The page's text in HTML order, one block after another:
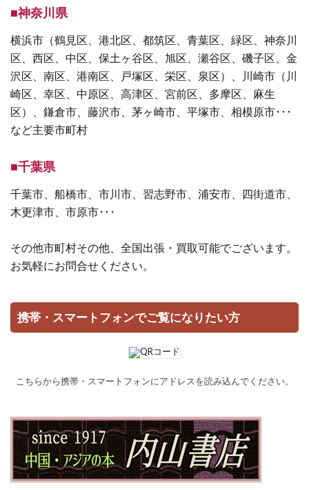
■神奈川県
横浜市（鶴見区、港北区、都筑区、青葉区、緑区、神奈川
区、西区、中区、保土ヶ谷区、旭区、瀬谷区、磯子区、金
沢区、南区、港南区、戸塚区、栄区、泉区）、川崎市（川
崎区、幸区、中原区、高津区、宮前区、多摩区、麻生
区）、鎌倉市、藤沢市、茅ヶ崎市、平塚市、相模原市･･･
など主要市町村
■千葉県
千葉市、船橋市、市川市、習志野市、浦安市、四街道市、
木更津市、市原市･･･
その他市町村その他、全国出張・買取可能でございます。
お気軽にお問合せください。
携帯・スマートフォンでご覧になりたい方
こちらから携帯・スマートフォンにアドレスを読み込んでください。